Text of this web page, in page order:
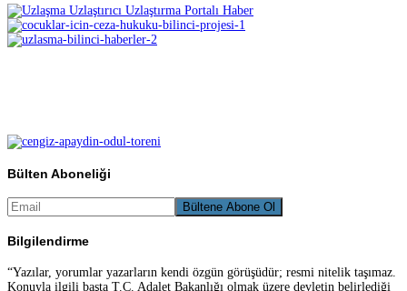
Bülten Aboneliği
Bilgilendirme
“Yazılar, yorumlar yazarların kendi özgün görüşüdür; resmi nitelik taşımaz.
Konuyla ilgili başta T.C. Adalet Bakanlığı olmak üzere devletin belirlediği